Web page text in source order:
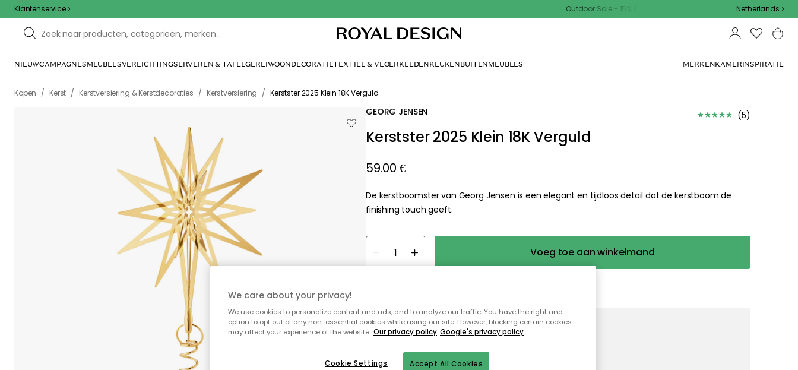
Klantenservice Outdoor Sale - 15% EXTRA korting met code Netherlands
NIEUWCAMPAGNESMEUBELSVERLICHTINGSERVEREN & TAFELGEREIWOONDECORATIETEXTIEL & VLOERKLEDENKEUKENBUITENMEUBELS MERKENKAMERINSPIRATIE
Kopen / Kerst / Kerstversiering & Kerstdecoraties / Kerstversiering / Kerstster 2025 Klein 18K Verguld
GEORG JENSEN (5)
Kerstster 2025 Klein 18K Verguld
59.00 €
De kerstboomster van Georg Jensen is een elegant en tijdloos detail dat de kerstboom de
finishing touch geeft.
Voeg toe aan winkelmand
Gratis verzending vanaf €99 (kleine items)
Veilige betalingen
We care about your privacy!
We use cookies to personalize content and ads, and to analyze our traffic. You have the right and
option to opt out of any non-essential cookies while using our site. However, blocking certain cookies
may affect your experience of the website. Our privacy policy Google's privacy policy
Accept All Cookies
Cookie Settings